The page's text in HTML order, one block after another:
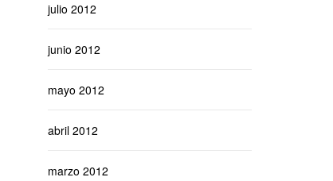
julio 2012
junio 2012
mayo 2012
abril 2012
marzo 2012